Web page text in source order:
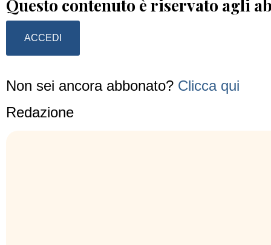
Questo contenuto è riservato agli
ACCEDI
Non sei ancora abbonato? Clicca qui
Redazione